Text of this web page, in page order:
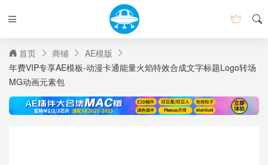
首页 商铺
AE模版
年费VIP专享AE模板-动漫卡通能量火焰特效合成文字标题Logo转场
MG动画元素包